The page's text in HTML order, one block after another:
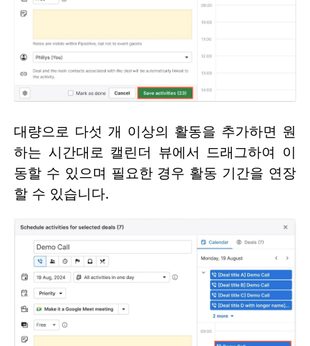
대량으로 다섯 개 이상의 활동을 추가하면 원
하는 시간대로 캘린더 뷰에서 드래그하여 이
동할 수 있으며 필요한 경우 활동 기간을 연장
할 수 있습니다.